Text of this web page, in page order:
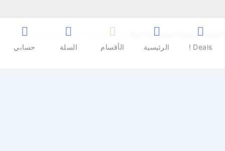
Copyright © 2026 | Powered by Ben Seleman Hypermarket
Deals ! الرئيسية الأقسام السلة حسابي